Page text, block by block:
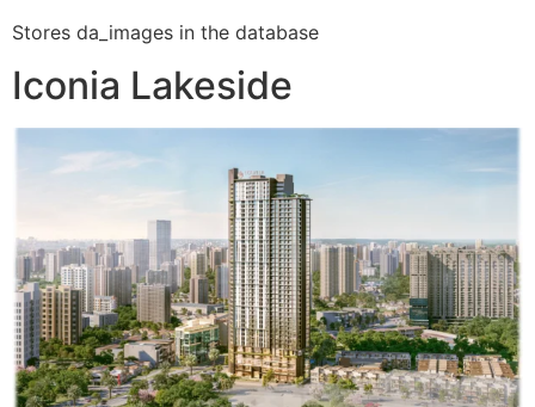
Stores da_images in the database
Iconia Lakeside